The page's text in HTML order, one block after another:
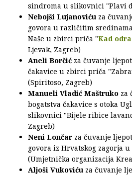
sindroma u slikovnici "Plavi
Nebojši Lujanoviću za
govora u različitim
Naše u zbirci priča "Kad
Ljevak, Zagreb)
Aneli Borčić za čuvanje
čakavice u zbirci priča
(Spiritoso, Zagreb)
Manueli Vladić Maštruko za
bogatstva čakavice s otoka
slikovnici "Bijele ribice
Zagreb)
Neni Lončar za čuvanje
govora iz Hrvatskog zagorja
(Umjetnička organizacija
Aljoši Vukoviću za čuvanje